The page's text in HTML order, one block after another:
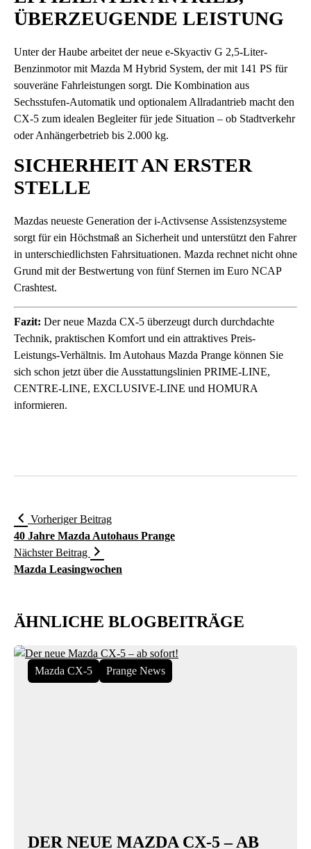
ÜBERZEUGENDE LEISTUNG
Unter der Haube arbeitet der neue e-Skyactiv G 2,5-Liter-
Benzinmotor mit Mazda M Hybrid System, der mit 141 PS für
souveräne Fahrleistungen sorgt. Die Kombination aus
Sechsstufen-Automatik und optionalem Allradantrieb macht den
CX-5 zum idealen Begleiter für jede Situation – ob Stadtverkehr
oder Anhängerbetrieb bis 2.000 kg.
SICHERHEIT AN ERSTER
STELLE
Mazdas neueste Generation der i-Activsense Assistenzsysteme
sorgt für ein Höchstmaß an Sicherheit und unterstützt den Fahrer
in unterschiedlichsten Fahrsituationen. Mazda rechnet nicht ohne
Grund mit der Bestwertung von fünf Sternen im Euro NCAP
Crashtest.
Fazit: Der neue Mazda CX-5 überzeugt durch durchdachte
Technik, praktischen Komfort und ein attraktives Preis-
Leistungs-Verhältnis. Im Autohaus Mazda Prange können Sie
sich schon jetzt über die Ausstattungslinien PRIME-LINE,
CENTRE-LINE, EXCLUSIVE-LINE und HOMURA
informieren.
Vorheriger Beitrag
40 Jahre Mazda Autohaus Prange
Nächster Beitrag
Mazda Leasingwochen
ÄHNLICHE BLOGBEITRÄGE
Mazda CX-5 Prange News
DER NEUE MAZDA CX-5 – AB